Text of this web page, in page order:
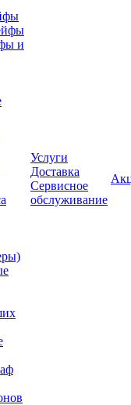
и
Услуги
Доставка
Сервисное
обслуживание